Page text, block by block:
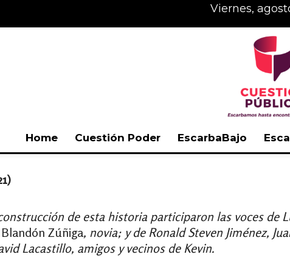
viernes,
Home Cuestión Poder EscarbaBajo
de esta historia participaron las voces de
Zúñiga, novia; y de Ronald Steven Jiménez,
Lacastillo, amigos y vecinos de Kevin.